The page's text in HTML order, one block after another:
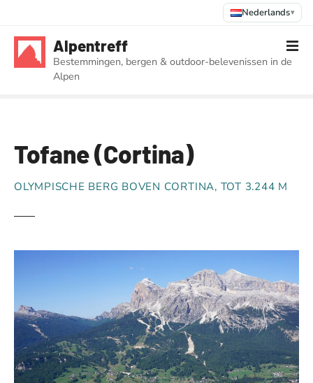
Nederlands▾
Alpentreff
Bestemmingen, bergen & outdoor-belevenissen in de
Alpen
Tofane (Cortina)
OLYMPISCHE BERG BOVEN CORTINA, TOT 3.244 M